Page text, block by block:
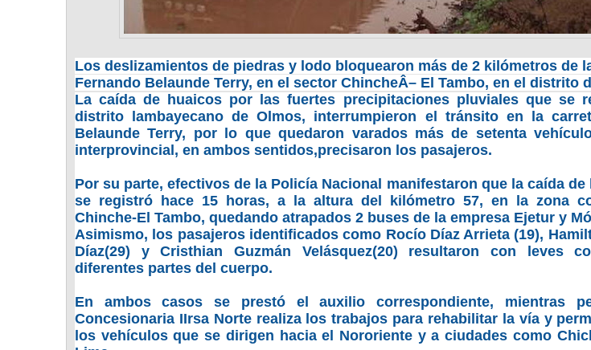
Los deslizamientos de piedras y lodo bloquearon más de 2 kilómetros de
Fernando Belaunde Terry, en el sector ChincheÂ– El Tambo, en el distrito
La caída de huaicos por las fuertes precipitaciones pluviales que se
distrito lambayecano de Olmos, interrumpieron el tránsito en la
Belaunde Terry, por lo que quedaron varados más de setenta
interprovincial, en ambos sentidos,precisaron los pasajeros.
Por su parte, efectivos de la Policía Nacional manifestaron que la caída
se registró hace 15 horas, a la altura del kilómetro 57, en la zona
Chinche-El Tambo, quedando atrapados 2 buses de la empresa Ejetur y
Asimismo, los pasajeros identificados como Rocío Díaz Arrieta (19),
Díaz(29) y Cristhian Guzmán Velásquez(20) resultaron con leves
diferentes partes del cuerpo.
En ambos casos se prestó el auxilio correspondiente, mientras
Concesionaria IIrsa Norte realiza los trabajos para rehabilitar la vía y
los vehículos que se dirigen hacia el Nororiente y a ciudades como